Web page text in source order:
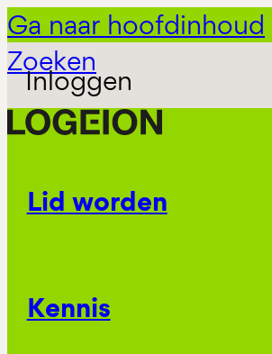
Ga naar hoofdinhoud
Zoeken
Inloggen
Lid worden
Kennis